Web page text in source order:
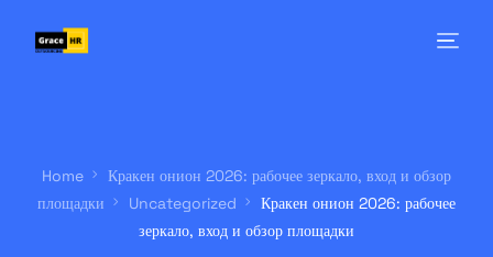
Home
Кракен онион 2026: рабочее зеркало, вход и обзор
площадки
Uncategorized
Кракен онион 2026: рабочее
зеркало, вход и обзор площадки